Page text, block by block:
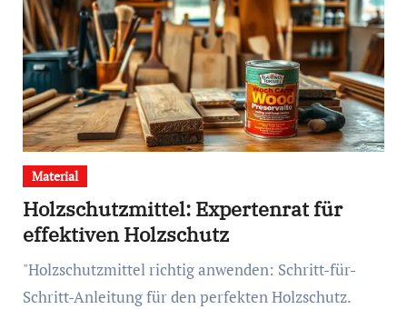
Material
Holzschutzmittel: Expertenrat für
effektiven Holzschutz
"Holzschutzmittel richtig anwenden: Schritt-für-
Schritt-Anleitung für den perfekten Holzschutz.